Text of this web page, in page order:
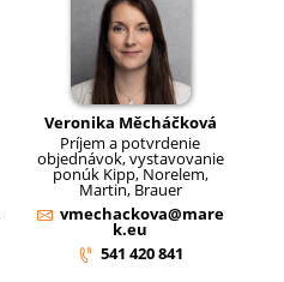
Veronika Měcháčková
Príjem a potvrdenie
objednávok, vystavovanie
ponúk Kipp, Norelem,
Martin, Brauer
vmechackova@mare
k.eu
541 420 841